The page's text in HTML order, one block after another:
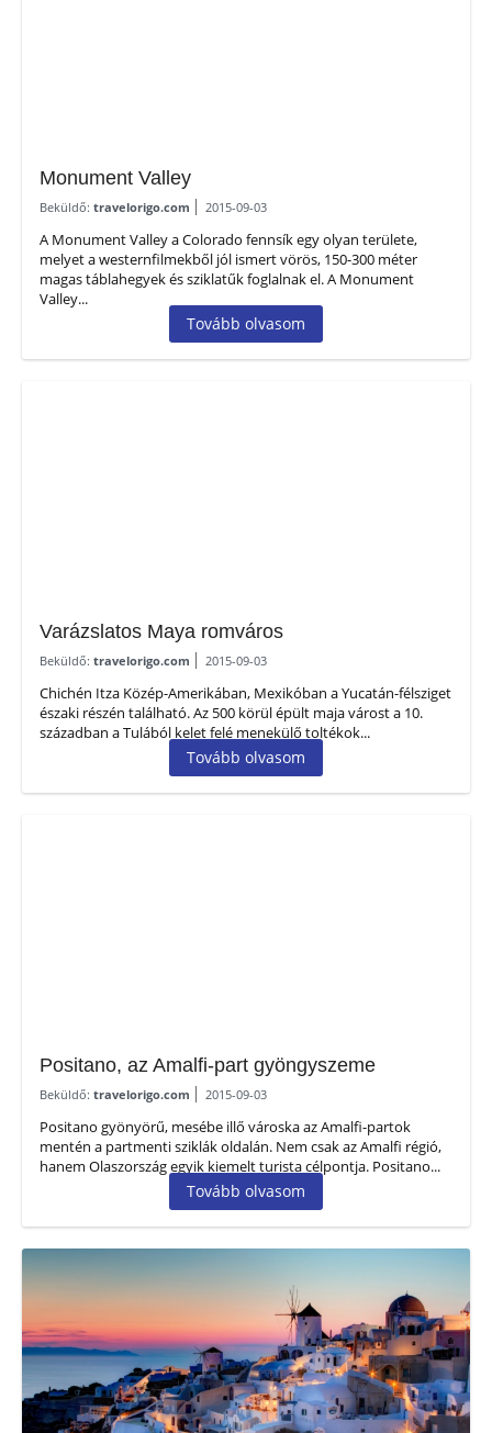
Monument Valley
Beküldő: travelorigo.com 2015-09-03
A Monument Valley a Colorado fennsík egy olyan területe,
melyet a westernfilmekből jól ismert vörös, 150-300 méter
magas táblahegyek és sziklatűk foglalnak el. A Monument
Valley...
Tovább olvasom
Varázslatos Maya romváros
Beküldő: travelorigo.com 2015-09-03
Chichén Itza Közép-Amerikában, Mexikóban a Yucatán-félsziget
északi részén található. Az 500 körül épült maja várost a 10.
században a Tulából kelet felé menekülő toltékok...
Tovább olvasom
Positano, az Amalfi-part gyöngyszeme
Beküldő: travelorigo.com 2015-09-03
Positano gyönyörű, mesébe illő városka az Amalfi-partok
mentén a partmenti sziklák oldalán. Nem csak az Amalfi régió,
hanem Olaszország egyik kiemelt turista célpontja. Positano...
Tovább olvasom